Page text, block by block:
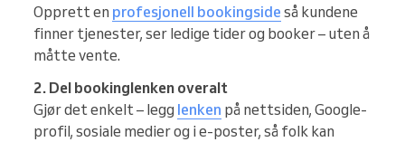
Opprett en profesjonell bookingside så kundene
finner tjenester, ser ledige tider og booker – uten å
måtte vente.
2. Del bookinglenken overalt
Gjør det enkelt – legg lenken på nettsiden, Google-
profil, sosiale medier og i e-poster, så folk kan